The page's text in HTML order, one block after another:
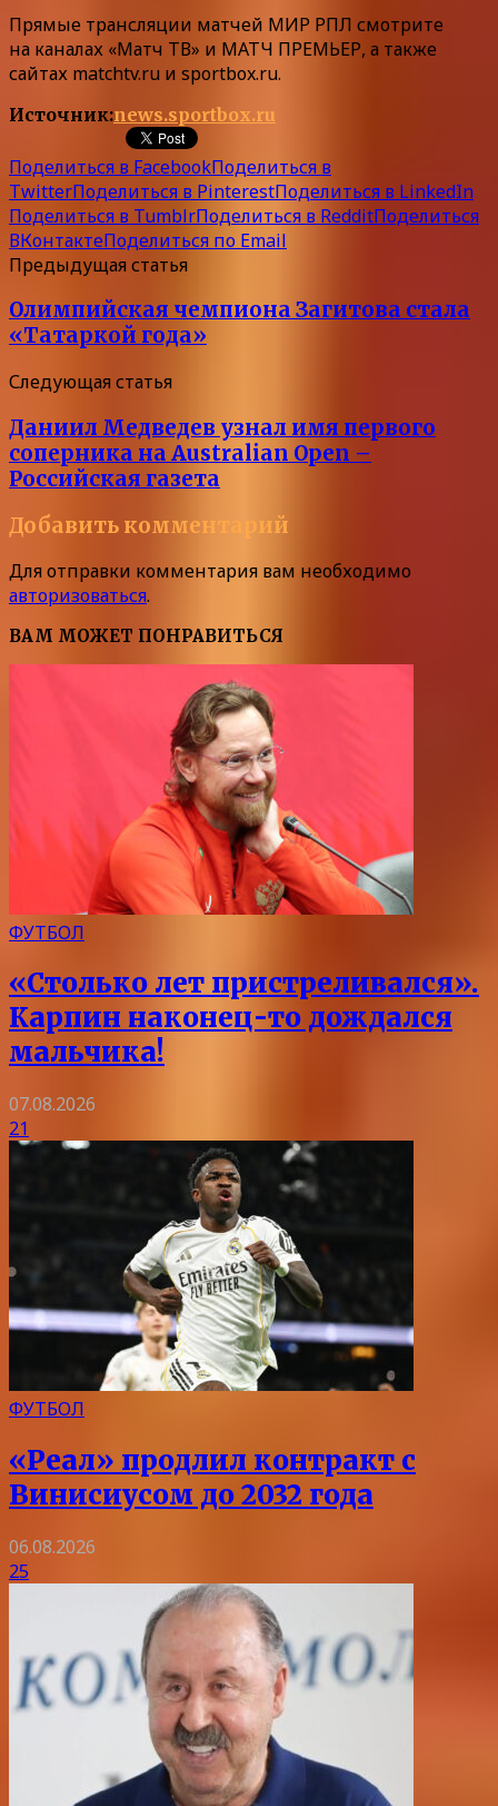
Прямые трансляции матчей МИР РПЛ смотрите
на каналах «Матч ТВ» и МАТЧ ПРЕМЬЕР, а также
сайтах matchtv.ru и sportbox.ru.
Источник:news.sportbox.ru
Поделиться в FacebookПоделиться в
TwitterПоделиться в PinterestПоделиться в LinkedIn
Поделиться в TumblrПоделиться в RedditПоделиться
ВКонтактеПоделиться по Email
Предыдущая статья
Олимпийская чемпиона Загитова стала
«Татаркой года»
Следующая статья
Даниил Медведев узнал имя первого
соперника на Australian Open –
Российская газета
Добавить комментарий
Для отправки комментария вам необходимо
авторизоваться.
ВАМ МОЖЕТ ПОНРАВИТЬСЯ
ФУТБОЛ
«Столько лет пристреливался».
Карпин наконец-то дождался
мальчика!
07.08.2026
21
ФУТБОЛ
«Реал» продлил контракт с
Винисиусом до 2032 года
06.08.2026
25